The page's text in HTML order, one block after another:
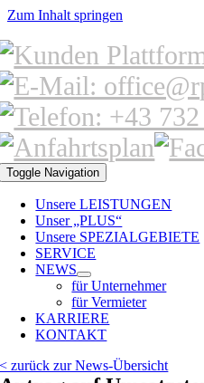
Zum Inhalt springen
Toggle Navigation
Unsere LEISTUNGEN
Unser „PLUS“
Unsere SPEZIALGEBIETE
SERVICE
NEWS
für Unternehmer
für Vermieter
KARRIERE
KONTAKT
< zurück zur News-Übersicht